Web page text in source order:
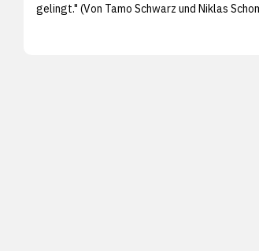
gelingt." (Von Tamo Schwarz und Niklas